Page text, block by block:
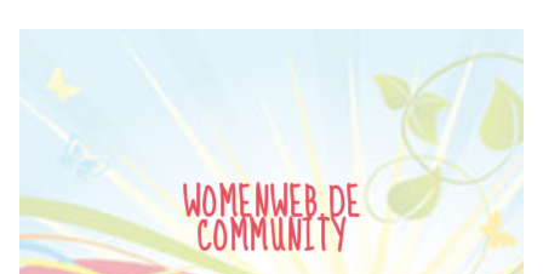
WOMENWEB.DE
COMMUNITY